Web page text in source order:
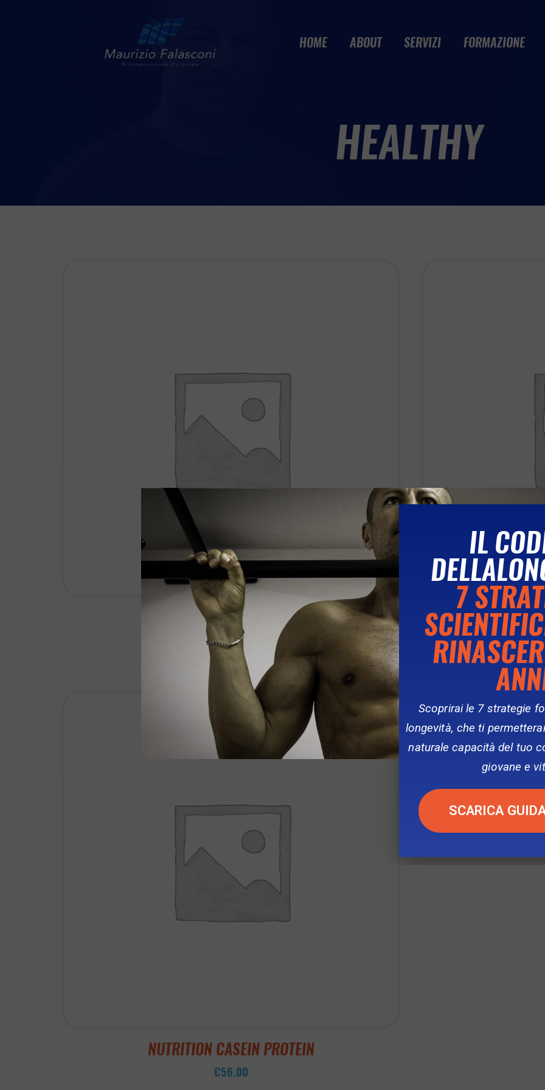
HOME ABOUT SERVIZI FORMAZIONE
HEALTHY
PURPLE CUP
€27.00
NUTRITION CASEIN PROTEIN
€56.00
IL
7
Scoprirai le 7 strategie
longevità, che ti
naturale capacità del tuo
giovane e
SCARICA